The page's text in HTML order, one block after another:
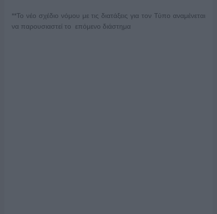
**Το νέο σχέδιο νόμου με τις διατάξεις για τον Τύπο αναμένεται
να παρουσιαστεί το επόμενο διάστημα